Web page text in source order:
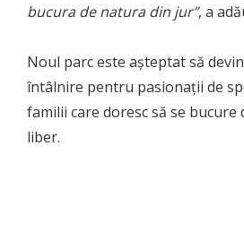
bucura de natura din jur”, a
Noul parc este așteptat să
întâlnire pentru pasionații de
familii care doresc să se bucure
liber.